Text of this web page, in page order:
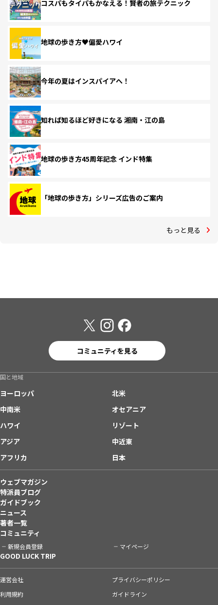
コスパもタイパもかなえる！賢者の旅テクニック
地球の歩き方♥偏愛ハワイ
今年の夏はインスパイアへ！
知れば知るほど好きになる 湘南・江の島
地球の歩き方45周年記念 インド特集
「地球の歩き方」シリーズ広告のご案内
もっと見る
コミュニティを見る
国と地域
ヨーロッパ
北米
中南米
オセアニア
ハワイ
リゾート
アジア
中近東
アフリカ
日本
ウェブマガジン
特派員ブログ
ガイドブック
ニュース
著者一覧
コミュニティ
新規会員登録 マイページ
GOOD LUCK TRIP
運営会社
プライバシーポリシー
利用規約
ガイドライン